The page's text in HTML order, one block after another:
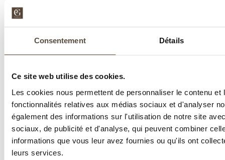
Consentement Détails
Ce site web utilise des cookies.
Les cookies nous permettent de personnaliser le contenu
fonctionnalités relatives aux médias sociaux et d'analyser
également des informations sur l'utilisation de notre site
sociaux, de publicité et d'analyse, qui peuvent combiner
informations que vous leur avez fournies ou qu'ils ont
leurs services.